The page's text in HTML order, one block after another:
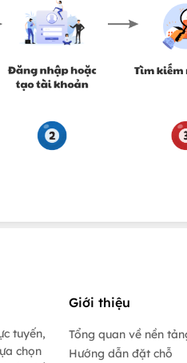
tuyến,
chọn
Giới thiệu
Tổng quan về nền
Hướng dẫn đặt chỗ